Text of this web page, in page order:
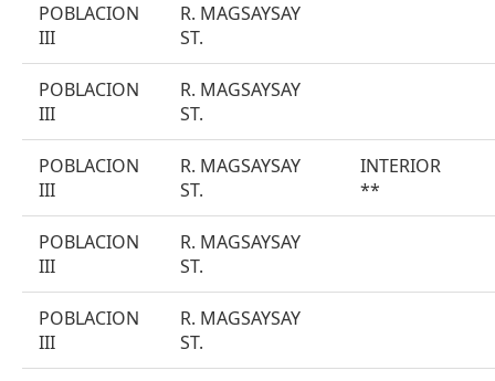
POBLACION
III
R. MAGSAYSAY
ST.
POBLACION
III
R. MAGSAYSAY
ST.
POBLACION
III
R. MAGSAYSAY
ST.
INTERIOR
**
POBLACION
III
R. MAGSAYSAY
ST.
POBLACION
III
R. MAGSAYSAY
ST.